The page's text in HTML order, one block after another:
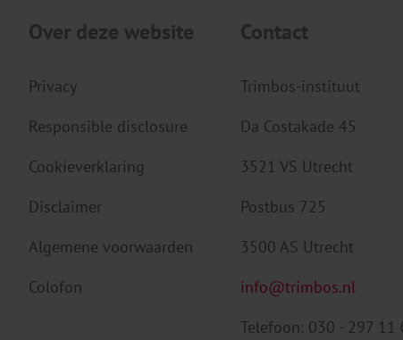
Over deze website
Privacy
Responsible disclosure
Cookieverklaring
Disclaimer
Algemene voorwaarden
Colofon
Contact
Trimbos-instituut
Da Costakade 45
3521 VS Utrecht
Postbus 725
3500 AS Utrecht
info@trimbos.nl
Telefoon: 030 - 297 11